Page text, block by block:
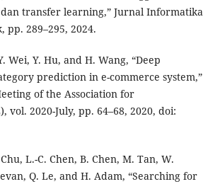
transfer learning,” Jurnal Informatika
pp. 289–295, 2024.
Wei, Y. Hu, and H. Wang, “Deep
prediction in e-commerce system,”
of the Association for
vol. 2020-July, pp. 64–68, 2020, doi:
L.-C. Chen, B. Chen, M. Tan, W.
Q. Le, and H. Adam, “Searching for